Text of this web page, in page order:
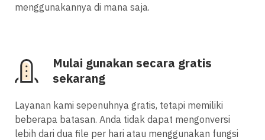
menggunakannya di mana saja.
Mulai gunakan secara gratis
sekarang
Layanan kami sepenuhnya gratis, tetapi memiliki
beberapa batasan. Anda tidak dapat mengonversi
lebih dari dua file per hari atau menggunakan fungsi